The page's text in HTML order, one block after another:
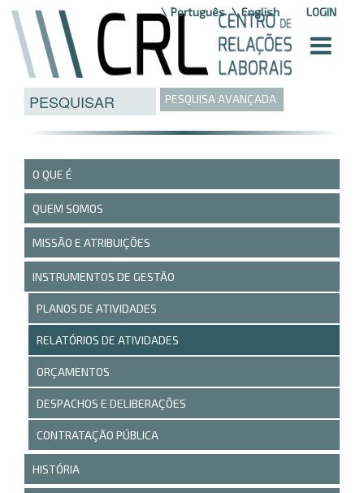
Saltar para o conteúdo LOGIN
Português English
PESQUISA AVANÇADA
O QUE É
QUEM SOMOS
MISSÃO E ATRIBUIÇÕES
INSTRUMENTOS DE GESTÃO
PLANOS DE ATIVIDADES
RELATÓRIOS DE ATIVIDADES
ORÇAMENTOS
DESPACHOS E DELIBERAÇÕES
CONTRATAÇÃO PÚBLICA
HISTÓRIA